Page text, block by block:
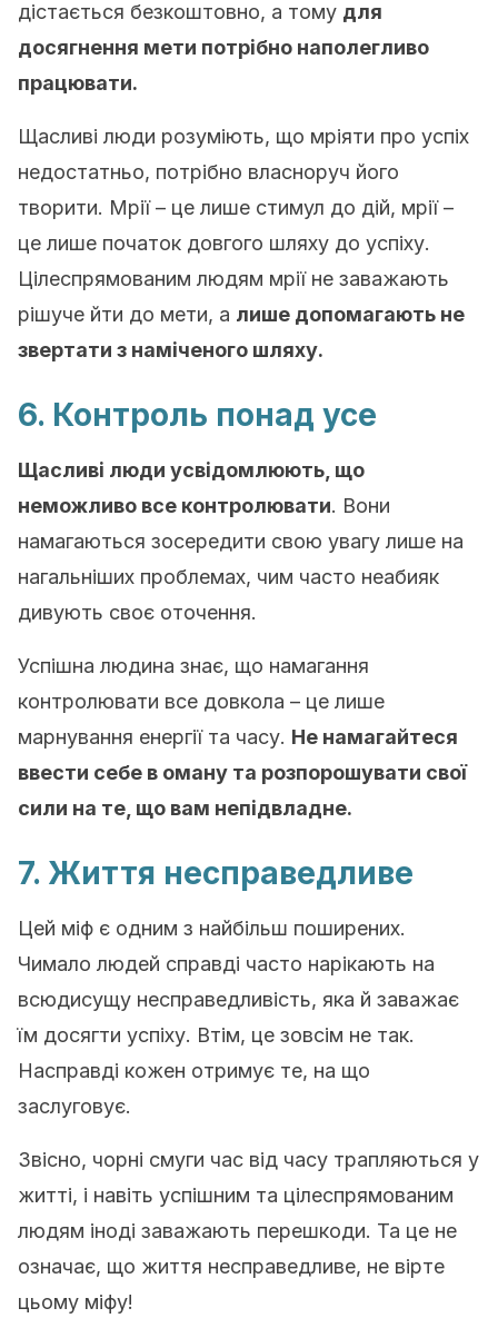
дістається безкоштовно, а тому для
досягнення мети потрібно наполегливо
працювати.
Щасливі люди розуміють, що мріяти про успіх
недостатньо, потрібно власноруч його
творити. Мрії – це лише стимул до дій, мрії –
це лише початок довгого шляху до успіху.
Цілеспрямованим людям мрії не заважають
рішуче йти до мети, а лише допомагають не
звертати з наміченого шляху.
6. Контроль понад усе
Щасливі люди усвідомлюють, що
неможливо все контролювати. Вони
намагаються зосередити свою увагу лише на
нагальніших проблемах, чим часто неабияк
дивують своє оточення.
Успішна людина знає, що намагання
контролювати все довкола – це лише
марнування енергії та часу. Не намагайтеся
ввести себе в оману та розпорошувати свої
сили на те, що вам непідвладне.
7. Життя несправедливе
Цей міф є одним з найбільш поширених.
Чимало людей справді часто нарікають на
всюдисущу несправедливість, яка й заважає
їм досягти успіху. Втім, це зовсім не так.
Насправді кожен отримує те, на що
заслуговує.
Звісно, чорні смуги час від часу трапляються у
житті, і навіть успішним та цілеспрямованим
людям іноді заважають перешкоди. Та це не
означає, що життя несправедливе, не вірте
цьому міфу!